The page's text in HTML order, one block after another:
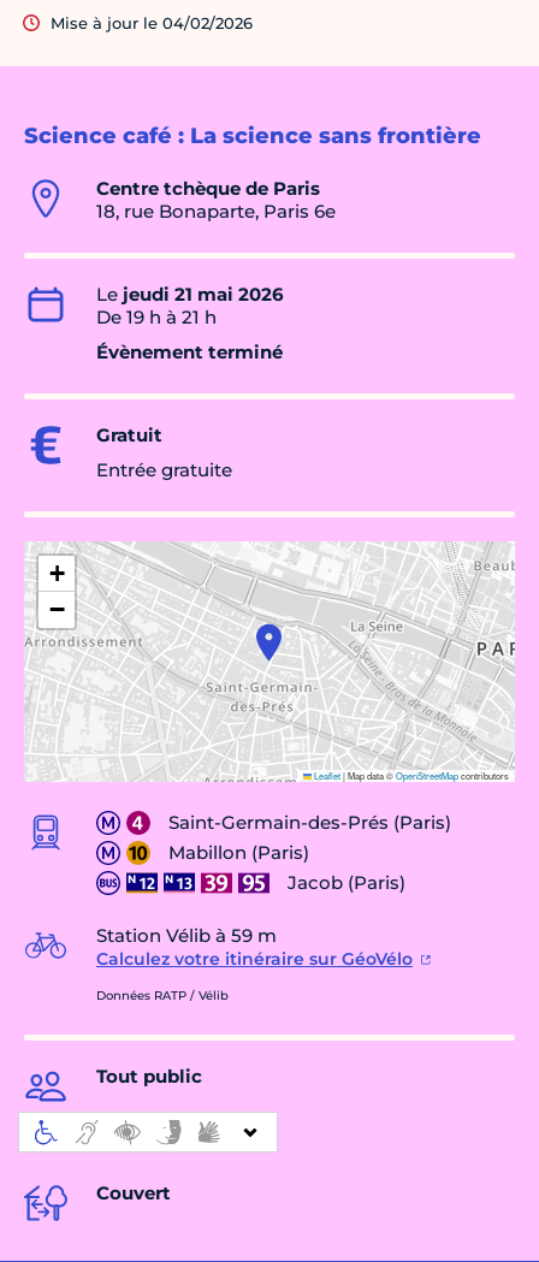
Science café : La science sans frontière
Centre tchèque de Paris
18, rue Bonaparte, Paris 6e
Le jeudi 21 mai 2026
De 19 h à 21 h
Évènement terminé
Gratuit
Entrée gratuite
+
−
Leaflet|Map data ©OpenStreetMapcontributors
Saint-Germain-des-Prés (Paris)
Mabillon (Paris)
Jacob (Paris)
Station Vélib à 59 m
Calculez votre itinéraire sur GéoVélo
Données RATP / Vélib
Tout public
Couvert
Mise à jour le 04/02/2026